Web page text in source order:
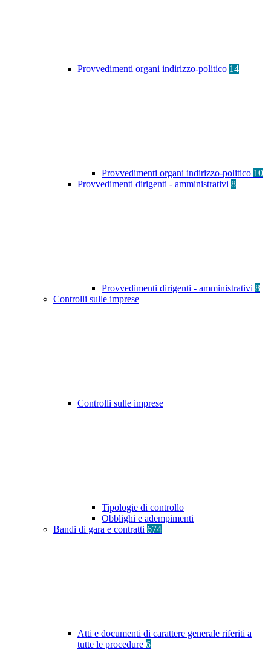
Provvedimenti organi indirizzo-politico 14
Provvedimenti organi indirizzo-politico 10
Provvedimenti dirigenti - amministrativi 8
Provvedimenti dirigenti - amministrativi 8
Controlli sulle imprese
Controlli sulle imprese
Tipologie di controllo
Obblighi e adempimenti
Bandi di gara e contratti 674
Atti e documenti di carattere generale riferiti a
tutte le procedure 6